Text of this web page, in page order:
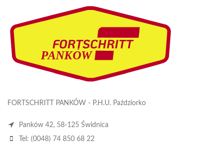
FORTSCHRITT PANKÓW - P.H.U. Paździorko
Panków 42, 58-125 Świdnica
Tel: (0048) 74 850 68 22